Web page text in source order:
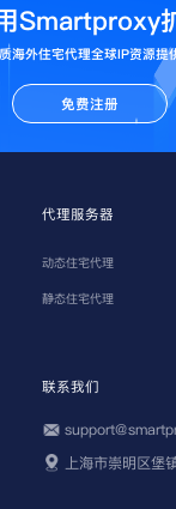
Smartproxy
海外住宅代理全球IP资源提
免费注册
代理服务器
动态住宅代理
静态住宅代理
联系我们
上海市崇明区堡